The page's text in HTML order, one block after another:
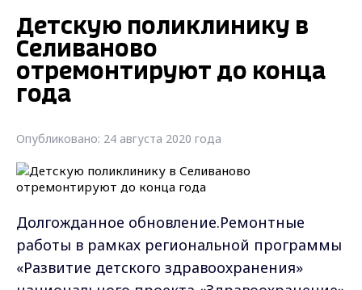
Детскую поликлинику в
Селиваново
отремонтируют до конца
года
Опубликовано: 24 августа 2020 года
Долгожданное обновление.Ремонтные
работы в рамках региональной программы
«Развитие детского здравоохранения»